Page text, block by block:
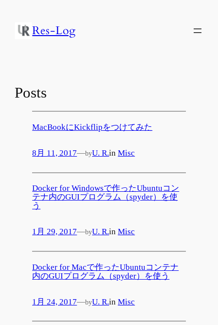
Res-Log
Posts
MacBookにKickflipをつけてみた
8月 11, 2017—byU. R.inMisc
Docker for Windowsで作ったUbuntuコン
テナ内のGUIプログラム（spyder）を使
う
1月 29, 2017—byU. R.inMisc
Docker for Macで作ったUbuntuコンテナ
内のGUIプログラム（spyder）を使う
1月 24, 2017—byU. R.inMisc